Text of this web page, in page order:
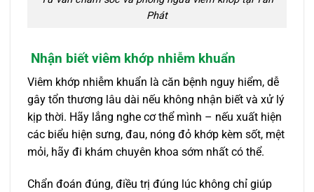
Phát
Nhận biết viêm khớp nhiễm khuẩn
Viêm khớp nhiễm khuẩn là căn bệnh nguy hiểm, dễ
gây tổn thương lâu dài nếu không nhận biết và xử lý
kịp thời. Hãy lắng nghe cơ thể mình – nếu xuất hiện
các biểu hiện sưng, đau, nóng đỏ khớp kèm sốt, mệt
mỏi, hãy đi khám chuyên khoa sớm nhất có thể.
Chẩn đoán đúng, điều trị đúng lúc không chỉ giúp